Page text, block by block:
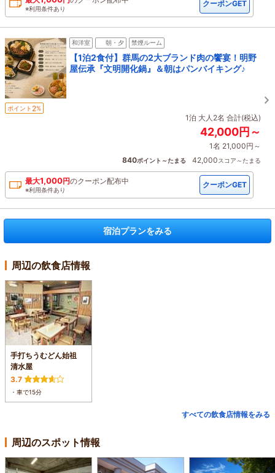
※利用条件あり
クーポンGET
和洋室 朝・夕 禁煙ルーム
【1泊2食付】群馬の2大ブランド肉の饗宴！明野
屋伝承『文明開化鍋』＆朝はパンバイキング♪
ポイント 2%
1泊 大人2名 合計(税込)
42,000円～
1名 21,000円～
840ポイント～たまる 42,000スコア～たまる
最大1,000円のクーポン配布中
※利用条件あり
クーポンGET
宿泊プランをみる
周辺の飲食店情報
手打ちうむどん始祖
清水屋
3.7
・車で15分
すべての飲食店情報をみる
周辺のスポット情報